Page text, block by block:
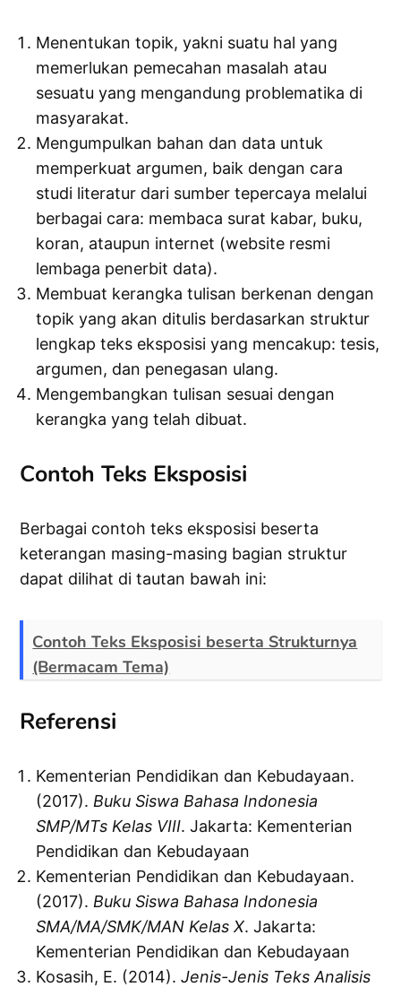
Menentukan topik, yakni suatu hal yang
memerlukan pemecahan masalah atau
sesuatu yang mengandung problematika di
masyarakat.
Mengumpulkan bahan dan data untuk
memperkuat argumen, baik dengan cara
studi literatur dari sumber tepercaya melalui
berbagai cara: membaca surat kabar, buku,
koran, ataupun internet (website resmi
lembaga penerbit data).
Membuat kerangka tulisan berkenan dengan
topik yang akan ditulis berdasarkan struktur
lengkap teks eksposisi yang mencakup: tesis,
argumen, dan penegasan ulang.
Mengembangkan tulisan sesuai dengan
kerangka yang telah dibuat.
Contoh Teks Eksposisi
Berbagai contoh teks eksposisi beserta
keterangan masing-masing bagian struktur
dapat dilihat di tautan bawah ini:
Contoh Teks Eksposisi beserta Strukturnya
(Bermacam Tema)
Referensi
Kementerian Pendidikan dan Kebudayaan.
(2017). Buku Siswa Bahasa Indonesia
SMP/MTs Kelas VIII. Jakarta: Kementerian
Pendidikan dan Kebudayaan
Kementerian Pendidikan dan Kebudayaan.
(2017). Buku Siswa Bahasa Indonesia
SMA/MA/SMK/MAN Kelas X. Jakarta:
Kementerian Pendidikan dan Kebudayaan
Kosasih, E. (2014).Jenis-Jenis Teks Analisis